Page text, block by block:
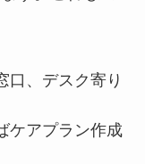
口、デスク寄り
ケアプラン作成